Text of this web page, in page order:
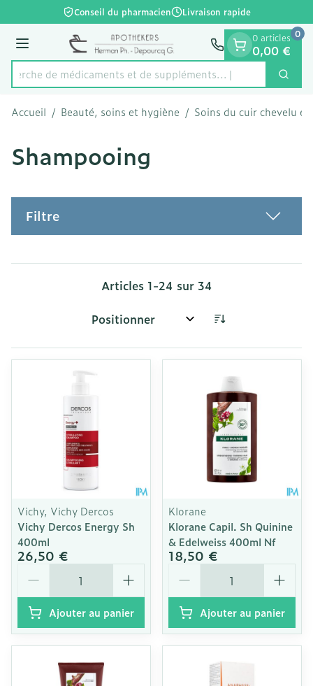
Aller au contenu
1 de 1
Conseil du pharmacien Livraison rapide
Menu
Rechercher
Recherche de médicaments et de su
0 articles
0,00 €
0
Accueil / Beauté, soins et hygiène / Soins du cuir chevelu et
Shampooing
Filtre
Articles 1-24 sur 34
Trier par:
Vichy, Vichy Dercos
Vichy Dercos Energy Sh
400ml
26,50 €
Ajouter au panier
Klorane
Klorane Capil. Sh Quinine
& Edelweiss 400ml Nf
18,50 €
Ajouter au panier